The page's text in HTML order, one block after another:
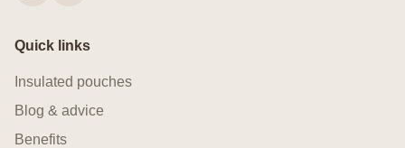
Quick links
Insulated pouches
Blog & advice
Benefits